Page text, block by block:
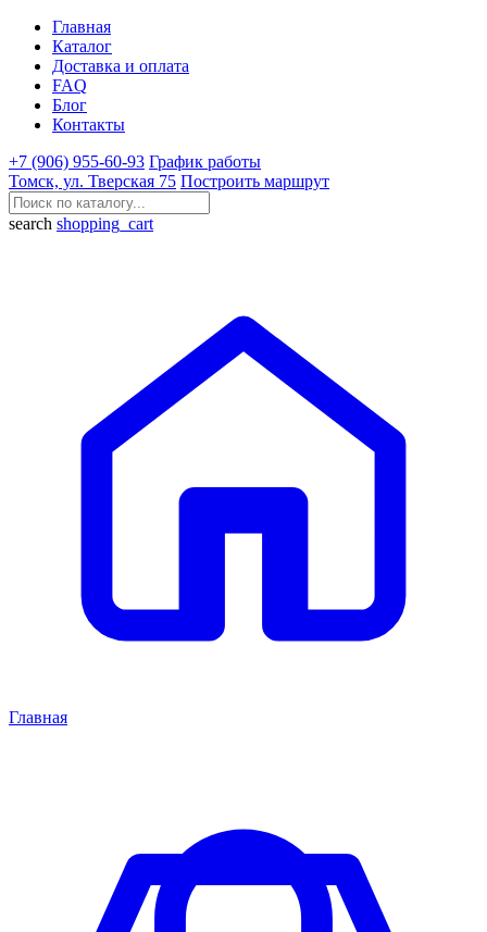
Главная
Каталог
Доставка и оплата
FAQ
Блог
Контакты
+7 (906) 955-60-93 График работы
Томск, ул. Тверская 75 Построить маршрут
search shopping_cart
Главная